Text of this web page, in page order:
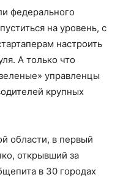
федерального
на уровень, с
настроить
А только что
управленцы
крупных
области, в первый
открывший за
в 30 городах